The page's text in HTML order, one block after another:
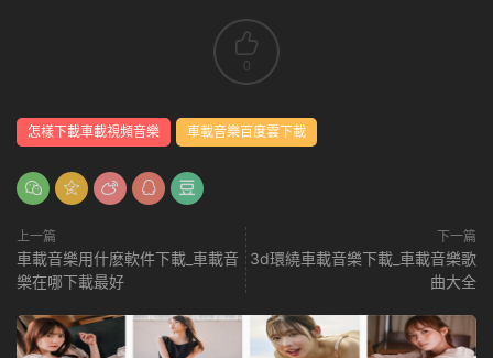
0
怎樣下載車載視頻音樂 車載音樂百度雲下載
上一篇
車載音樂用什麽軟件下載_車載音
樂在哪下載最好
下一篇
3d環繞車載音樂下載_車載音樂歌
曲大全